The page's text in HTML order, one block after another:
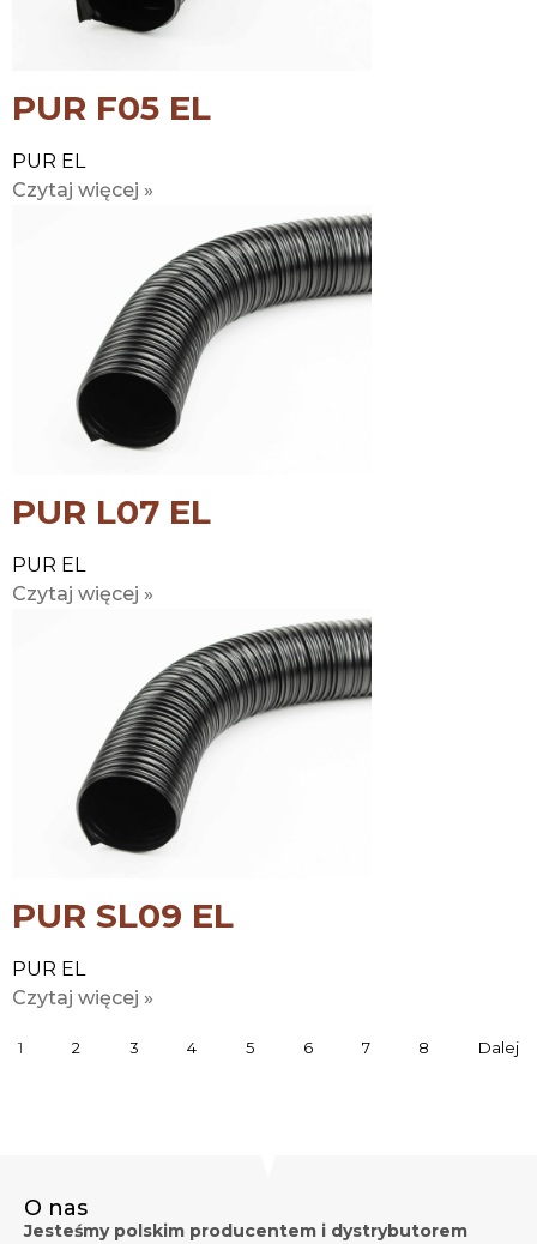
PUR F05 EL
PUR EL
Czytaj więcej »
PUR L07 EL
PUR EL
Czytaj więcej »
PUR SL09 EL
PUR EL
Czytaj więcej »
1 2 3 4 5 6 7 8 Dalej
O nas
Jesteśmy polskim producentem i dystrybutorem